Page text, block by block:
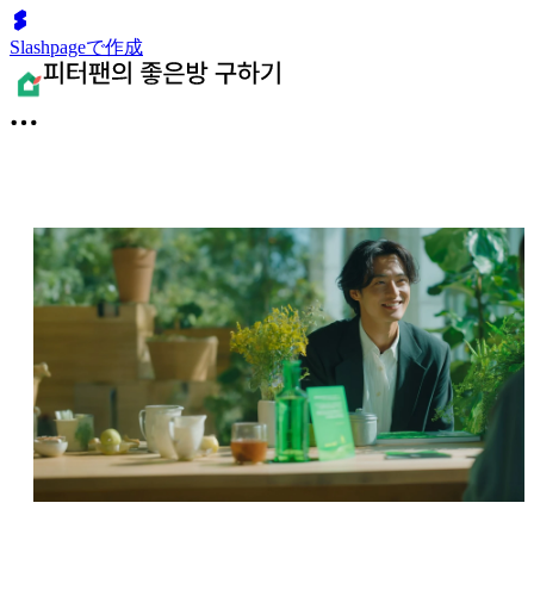
Slashpageで作成